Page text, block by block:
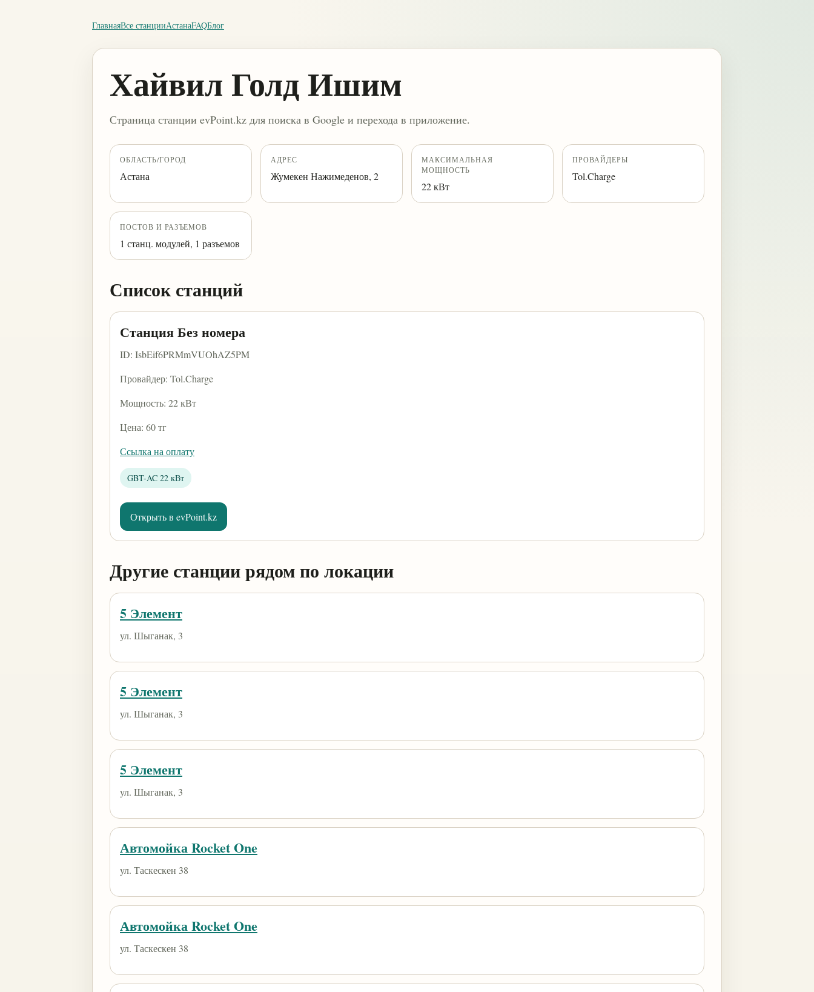
ГлавнаяВсе станцииАстанаFAQБлог
Хайвил Голд Ишим
Страница станции evPoint.kz для поиска в Google и перехода в приложение.
ОБЛАСТЬ/ГОРОД
Астана
АДРЕС
Жумекен Нажимеденов, 2
МАКСИМАЛЬНАЯ
МОЩНОСТЬ
22 кВт
ПРОВАЙДЕРЫ
Tol.Charge
ПОСТОВ И РАЗЪЕМОВ
1 станц. модулей, 1 разъемов
Список станций
Станция Без номера
ID: IsbEif6PRMmVUOhAZ5PM
Провайдер: Tol.Charge
Мощность: 22 кВт
Цена: 60 тг
Ссылка на оплату
GBT-AC 22 кВт
Открыть в evPoint.kz
Другие станции рядом по локации
5 Элемент
ул. Шыганак, 3
5 Элемент
ул. Шыганак, 3
5 Элемент
ул. Шыганак, 3
Автомойка Rocket One
ул. Таскескен 38
Автомойка Rocket One
ул. Таскескен 38